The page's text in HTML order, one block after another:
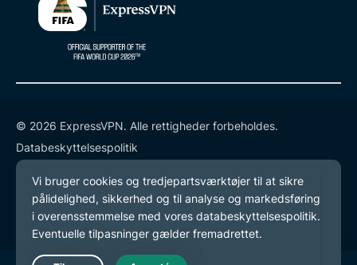
© 2026 ExpressVPN. Alle rettigheder forbeholdes.
Databeskyttelsespolitik
Tjenestevilkår
Cookie-præferencer